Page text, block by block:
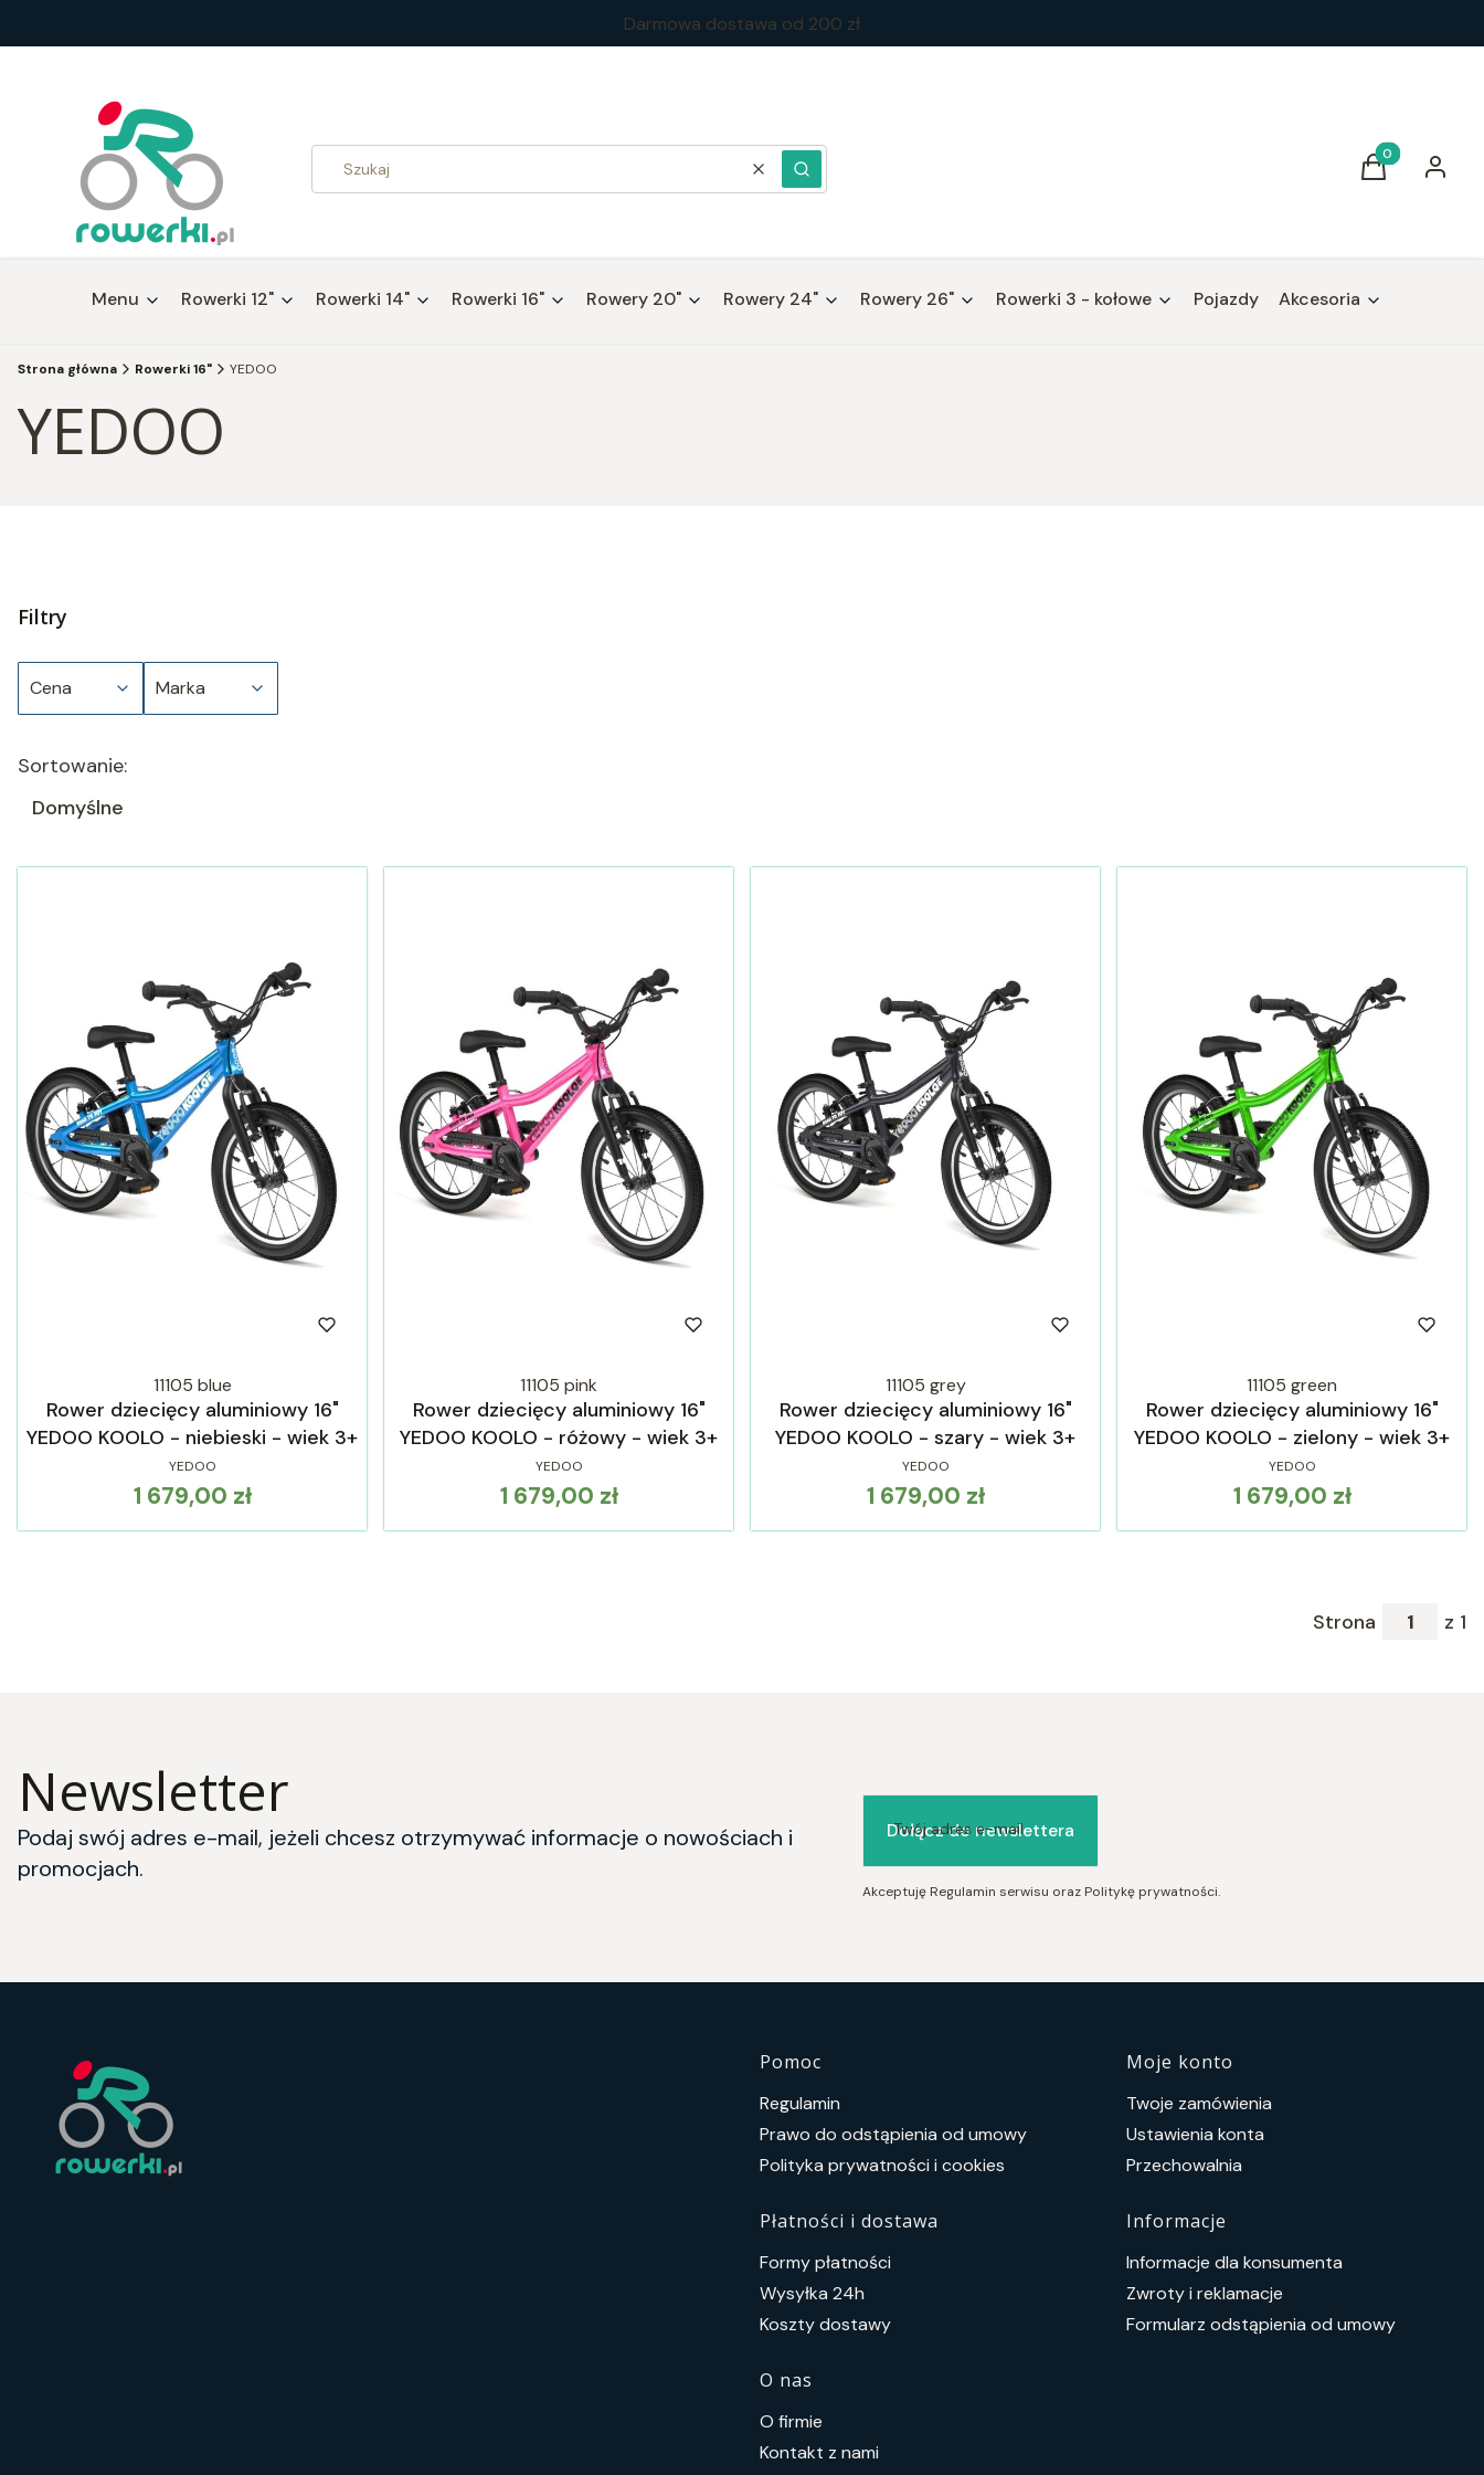
Darmowa dostawa od 200 zł
WyczyśćSzukaj
Produkty w
Koszyk Zaloguj
Menu Rowerki 12" Rowerki 14" Rowerki 16" Rowery 20" Rowery 24" Rowery 26" Rowerki 3 - kołowe Pojazdy Akcesoria
Strona główna Rowerki 16" YEDOO
YEDOO
Filtry
Cena Marka
Lista produktów
Sortowanie:
Domyślne
11105 blue
Rower dziecięcy aluminiowy 16"
YEDOO KOOLO - niebieski - wiek 3+
YEDOO
Cena
1 679,00 zł
11105 pink
Rower dziecięcy aluminiowy 16"
YEDOO KOOLO - różowy - wiek 3+
YEDOO
Cena
1 679,00 zł
11105 grey
Rower dziecięcy aluminiowy 16"
YEDOO KOOLO - szary - wiek 3+
YEDOO
Cena
1 679,00 zł
11105 green
Rower dziecięcy aluminiowy 16"
YEDOO KOOLO - zielony - wiek 3+
YEDOO
Cena
1 679,00 zł
Strona z 1
Newsletter
Podaj swój adres e-mail, jeżeli chcesz otrzymywać informacje o nowościach i
promocjach.
Twój adres e-mail
Dołącz do newslettera
Akceptuję Regulamin serwisu oraz Politykę prywatności.
Linki w stopce
Pomoc
Regulamin
Prawo do odstąpienia od umowy
Polityka prywatności i cookies
Moje konto
Twoje zamówienia
Ustawienia konta
Przechowalnia
Płatności i dostawa
Formy płatności
Wysyłka 24h
Koszty dostawy
Informacje
Informacje dla konsumenta
Zwroty i reklamacje
Formularz odstąpienia od umowy
O nas
O firmie
Kontakt z nami